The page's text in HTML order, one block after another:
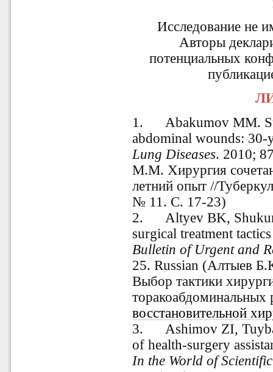
Исследование не
Авторы
потенциальных
1.
Abakumov MM.
abdominal wounds: 30-
Lung Diseases. 2010;
М.М. Хирургия
летний опыт //
№ 11. С. 17-23)
2.
Altyev BK,
surgical treatment
Bulletin of Urgent and
25. Russian (Алтыев
Выбор тактики
торакоабдоминальных
восстановительной
3.
Ashimov ZI,
of health-surgery
In the World of